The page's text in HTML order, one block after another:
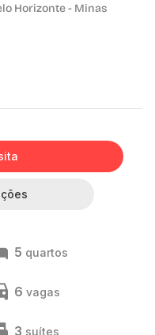
Horizonte - Minas
5 quartos
6 vagas
3 suítes